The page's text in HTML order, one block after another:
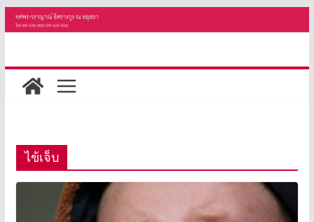
Skip
to
ไข้เจ็บ